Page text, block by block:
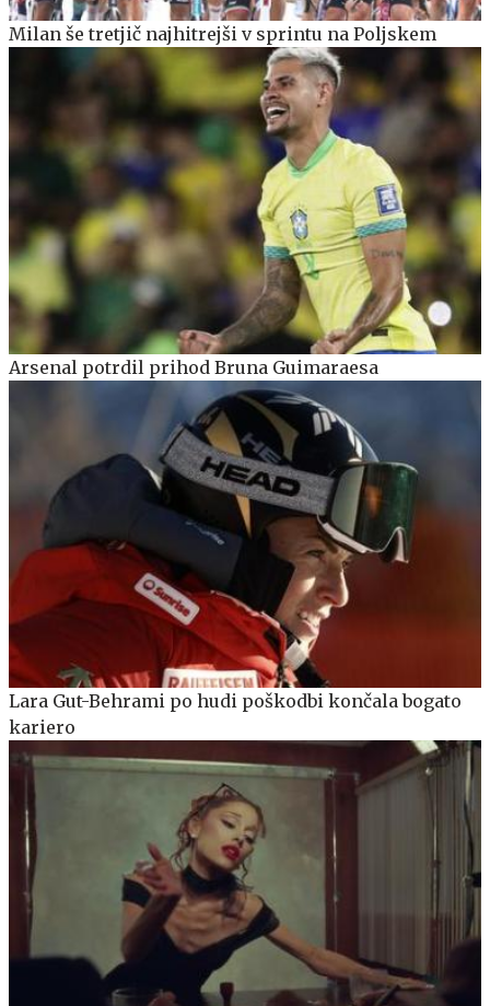
Milan še tretjič najhitrejši v sprintu na Poljskem
Arsenal potrdil prihod Bruna Guimaraesa
Lara Gut-Behrami po hudi poškodbi končala bogato
kariero